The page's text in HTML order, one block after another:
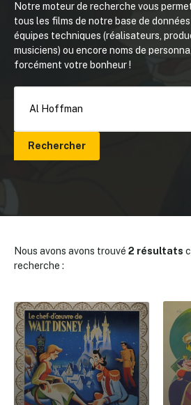
Notre moteur de recherche vous
tous les films de notre base de
équipes techniques (réalisateurs,
musiciens) ou encore noms de
forcément votre bonheur !
Rechercher
Nous avons avons trouvé 2 résultats
recherche :